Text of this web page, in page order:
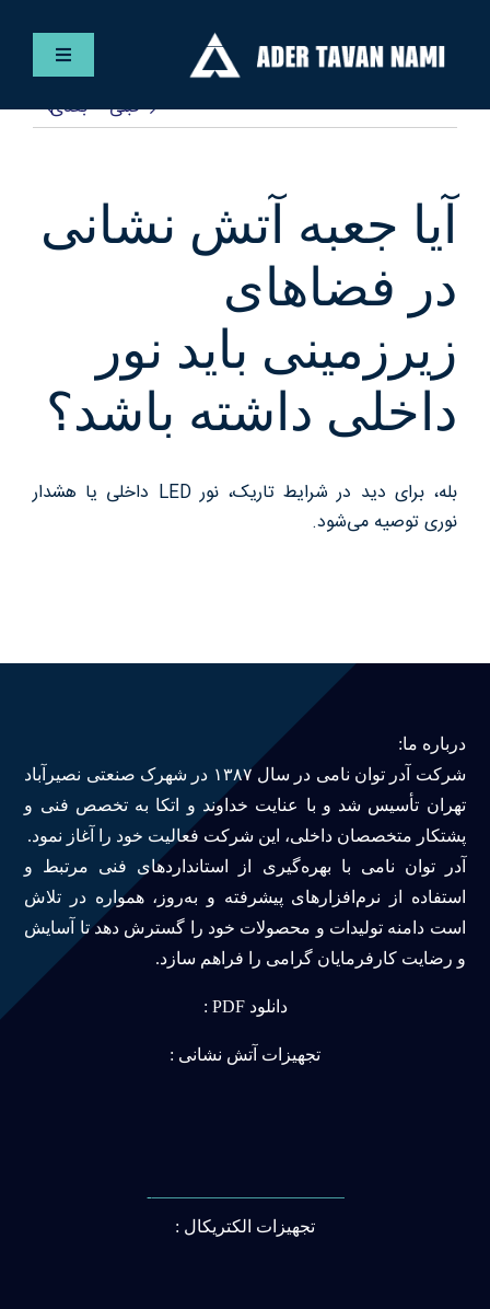
content
کنترلر
فارسی
خدمات
مقالات
قبلی بعدی
آیا جعبه آتش نشانی
در فضاهای
زیرزمینی باید نور
داخلی داشته باشد؟
بله، برای دید در شرایط تاریک، نور LED داخلی یا هشدار
نوری توصیه می‌شود.
درباره ما:
شرکت آدر توان نامی در سال ۱۳۸۷ در شهرک صنعتی نصیرآباد
تهران تأسیس شد و با عنایت خداوند و اتکا به تخصص فنی و
پشتکار متخصصان داخلی، این شرکت فعالیت خود را آغاز نمود.
آدر توان نامی با بهره‌گیری از استانداردهای فنی مرتبط و
استفاده از نرم‌افزارهای پیشرفته و به‌روز، همواره در تلاش
است دامنه تولیدات و محصولات خود را گسترش دهد تا آسایش
و رضایت کارفرمایان گرامی را فراهم سازد.
دانلود PDF :
تجهیزات آتش نشانی :
———————————-
تجهیزات الکتریکال :